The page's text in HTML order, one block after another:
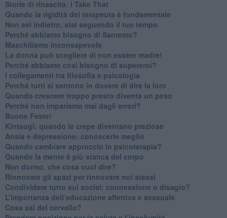
​Storie di rinascita: i Take That
​Quando la rigidità del terapeuta è fondamentale
​Non sei indietro, stai seguendo il tuo tempo
​Perché abbiamo bisogno di Sanremo?
​Maschilismo inconsapevole
​La donna può scegliere di non essere madre!
​Perché abbiamo così bisogno di supereroi?
​I collegamenti tra filosofia e psicologia
​Perché tutti si sentono in dovere di dire la loro
​Quando crescere troppo presto diventa un peso
​Perché non impariamo mai dagli errori?
​Buone Feste!
​Kintsugi: quando le crepe diventano preziose
Ansia e depressione: conoscerle meglio
Quando cambiare approccio in psicoterapia?
​Quando la mente è più stanca del corpo
Non dormo, che cosa vuol dire?
​Rinnovare gli spazi per rinnovare noi stessi
​Condividere tutto sui social: connessione o disagio?
​L’importanza dell’educazione affettiva e sessuale
​Cosa sai del cervello?